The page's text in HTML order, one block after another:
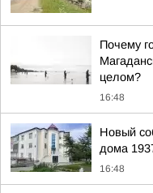
Почему
целом?
16:48
Новый
дома
16:48